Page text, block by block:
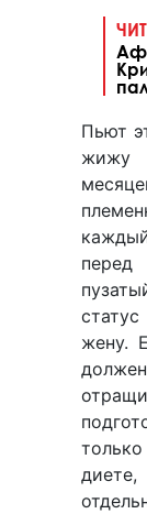
Пьют
жижу
жену.